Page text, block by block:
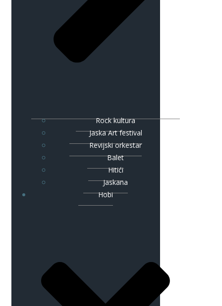
Rock kultura
Jaska Art festival
Revijski orkestar
Balet
Hitići
Jaskana
Hobi